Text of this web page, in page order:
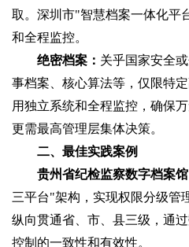
取。深圳市"智慧档案一体化平
和全程监控。
绝密档案‌： 关乎国家安全
事档案、核心算法等，仅限特
用独立系统和全程监控，确保
更需最高管理层集体决策。
二、最佳实践案例
贵州省纪检监察数字档案馆‌
三平台"架构，实现权限分级管
纵向贯通省、市、县三级，通
控制的一致性和有效性。